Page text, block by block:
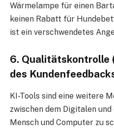
Wärmelampe für einen
keinen Rabatt für
ist ein verschwendetes
6. Qualitätskontrolle
des
KI-Tools sind eine weitere
zwischen dem Digitalen
Mensch und Computer zu